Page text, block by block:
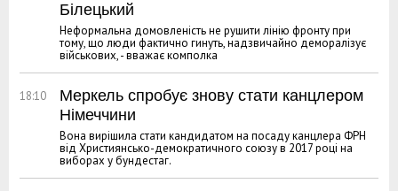
Білецький
Неформальна домовленість не рушити лінію фронту при
тому, що люди фактично гинуть, надзвичайно деморалізує
військових, - вважає комполка
18:10
Меркель спробує знову стати канцлером
Німеччини
Вона вирішила стати кандидатом на посаду канцлера ФРН
від Християнсько-демократичного союзу в 2017 році на
виборах у бундестаг.